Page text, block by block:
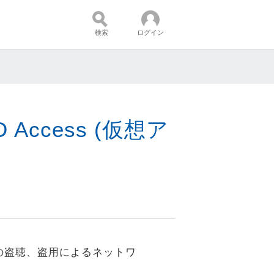
検索 ログイン
Access (仮想ア
聴、盗用によるネットワ